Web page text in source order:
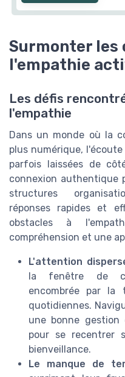
Surmonter les
l'empathie
Les défis
l'empathie
Dans un monde où la
plus numérique,
parfois laissées de
connexion authentique
structures
réponses rapides et
obstacles à
compréhension et une
L'attention
la fenêtre de
encombrée par la
quotidiennes.
une bonne gestion
pour se recentrer
bienveillance.
Le manque de